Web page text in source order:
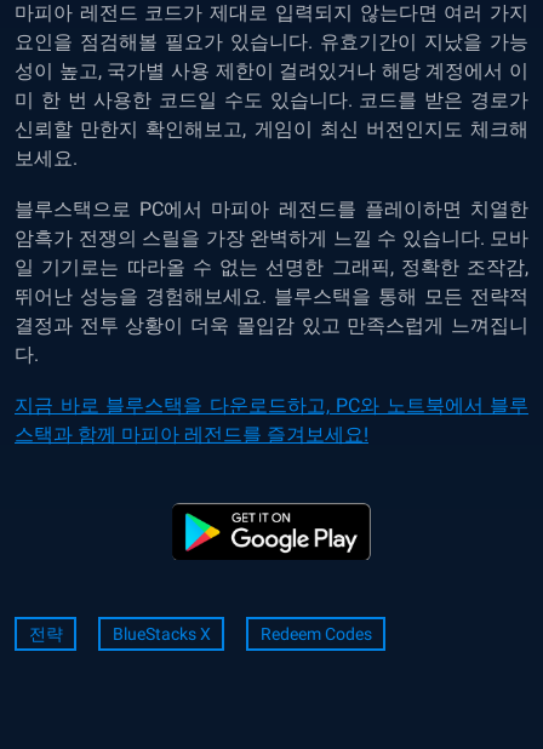
마피아 레전드 코드가 제대로 입력되지 않는다면 여러 가지
요인을 점검해볼 필요가 있습니다. 유효기간이 지났을 가능
성이 높고, 국가별 사용 제한이 걸려있거나 해당 계정에서 이
미 한 번 사용한 코드일 수도 있습니다. 코드를 받은 경로가
신뢰할 만한지 확인해보고, 게임이 최신 버전인지도 체크해
보세요.
블루스택으로 PC에서 마피아 레전드를 플레이하면 치열한
암흑가 전쟁의 스릴을 가장 완벽하게 느낄 수 있습니다. 모바
일 기기로는 따라올 수 없는 선명한 그래픽, 정확한 조작감,
뛰어난 성능을 경험해보세요. 블루스택을 통해 모든 전략적
결정과 전투 상황이 더욱 몰입감 있고 만족스럽게 느껴집니
다.
지금 바로 블루스택을 다운로드하고, PC와 노트북에서 블루
스택과 함께 마피아 레전드를 즐겨보세요!
전략 BlueStacks X Redeem Codes